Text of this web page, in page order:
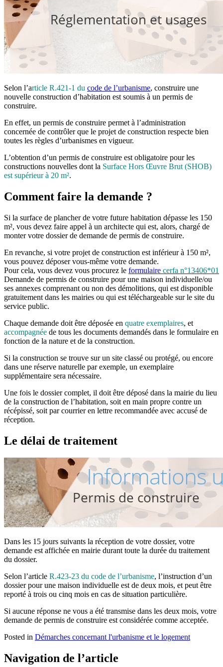
Selon l’article R.421-1 du code de l’urbanisme, construire une
nouvelle construction d’habitation est soumis à un permis de
construire.
En effet, un permis de construire permet à l’administration
concernée de contrôler que le projet de construction respecte bien
toutes les règles d’urbanismes en vigueur.
L’obtention d’un permis de construire est obligatoire pour les
constructions nouvelles dont la Surface Hors Œuvre Brut (SHOB)
est supérieur à 20 m².
Comment faire la demande ?
Si la surface de plancher de votre future habitation dépasse les 150
m², vous devez faire appel à un architecte qui est, alors, chargé de
monter votre dossier de demande de permis de construire.
En revanche, si votre projet de construction est inférieur à 150 m²,
vous pouvez déposer vous-même votre demande.
Pour cela, vous devez vous procurez le formulaire cerfa n°13406*01
Demande de permis de construire pour une maison individuelle/ou
ses annexes comprenant ou non des démolitions, qui est disponible
gratuitement dans les mairies ou qui est téléchargeable sur le site du
service public.
Chaque demande doit être déposée en quatre exemplaires, et
accompagnée de tous les documents demandés dans le formulaire en
fonction de la nature et de la construction.
Si la construction se trouve sur un site classé ou protégé, ou encore
dans une réserve naturelle par exemple, un exemplaire
supplémentaire sera nécessaire.
Une fois le dossier complet, il doit être déposé dans la mairie du lieu
de la construction de l’habitation, soit en main propre contre un
récépissé, soit par courrier en lettre recommandée avec accusé de
réception.
Le délai de traitement
Dans les 15 jours suivants la réception de votre dossier, votre
demande est affichée en mairie durant toute la durée du traitement
du dossier.
Selon l’article R.423-23 du code de l’urbanisme, l’instruction d’un
dossier pour une maison individuelle est de deux mois, et peut être
reporté à trois ou cinq mois en cas de situation particulière.
Si aucune réponse ne vous a été transmise dans les deux mois, votre
demande de permis de construire est considérée comme acceptée.
Posted in Démarches concernant l'urbanisme et le logement
Navigation de l’article